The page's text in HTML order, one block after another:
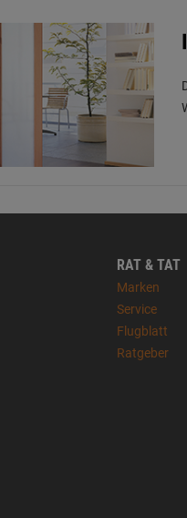
RAT & TAT
Marken
Service
Flugblatt
Ratgeber